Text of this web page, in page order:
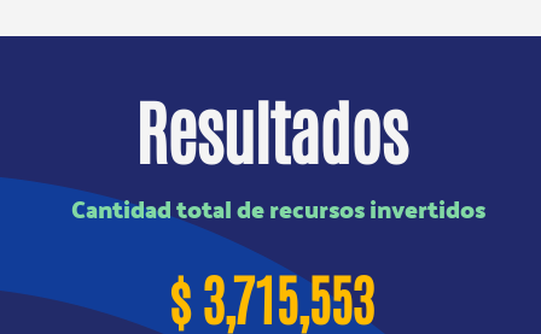
Resultados
Cantidad total de recursos invertidos
$ 3,715,553